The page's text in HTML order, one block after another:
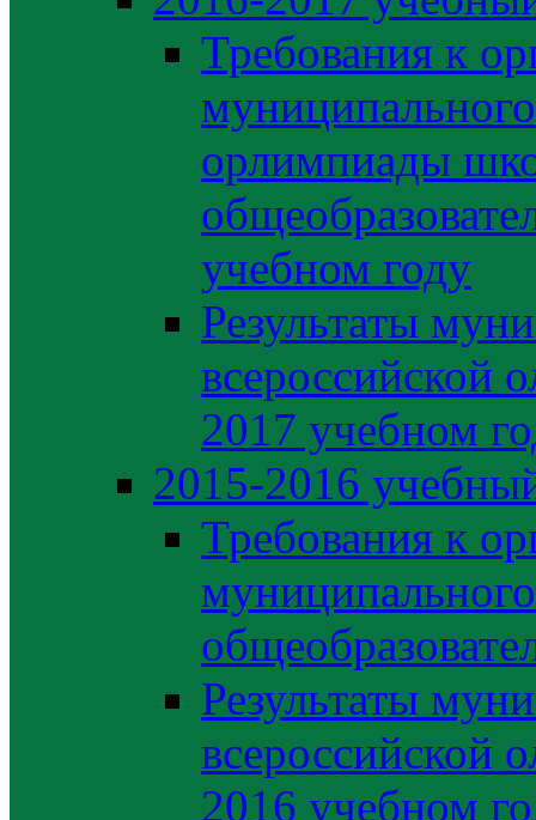
Требования к
орлимпиады
учебном году
Результаты
всероссийской
2017 учебном
2015-2016
Требования к
Результаты
всероссийской
2016 учебном